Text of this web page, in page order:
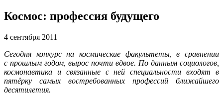
Космос: профессия будущего
4 сентября 2011
Сегодня конкурс на космические факультеты, в сравнении
с прошлым годом, вырос почти вдвое. По данным социологов,
космонавтика и связанные с ней специальности входят в
пятёрку самых востребованных профессий ближайшего
десятилетия.